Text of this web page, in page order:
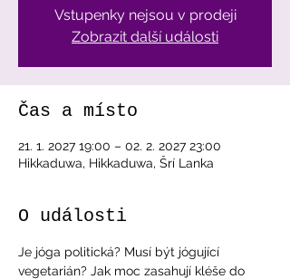
Vstupenky nejsou v prodeji
Zobrazit další události
Čas a místo
21. 1. 2027 19:00 – 02. 2. 2027 23:00
Hikkaduwa, Hikkaduwa, Šrí Lanka
O události
Je jóga politická? Musí být jógující
vegetarián? Jak moc zasahují kléše do